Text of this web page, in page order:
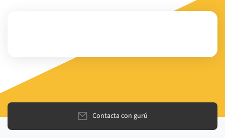
Contacta con gurú